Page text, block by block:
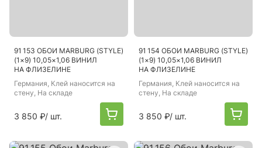
91 153 ОБОИ MARBURG (STYLE)
(1×9) 10,05×1,06 ВИНИЛ
НА ФЛИЗЕЛИНЕ
Германия, Клей наносится на
стену, На складе
3 850 ₽/ шт.
91 154 ОБОИ MARBURG (STYLE)
(1×9) 10,05×1,06 ВИНИЛ
НА ФЛИЗЕЛИНЕ
Германия, Клей наносится на
стену, На складе
3 850 ₽/ шт.